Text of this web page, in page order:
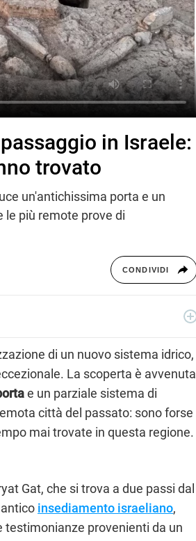
in Israele:
trovato
un'antichissima porta e un
le più remote prove di
CONDIVIDI
di un nuovo sistema idrico,
La scoperta è avvenuta
e un parziale sistema di
città del passato: sono forse
mai trovate in questa regione.
Gat, che si trova a due passi dal
insediamento israeliano,
provenienti da un